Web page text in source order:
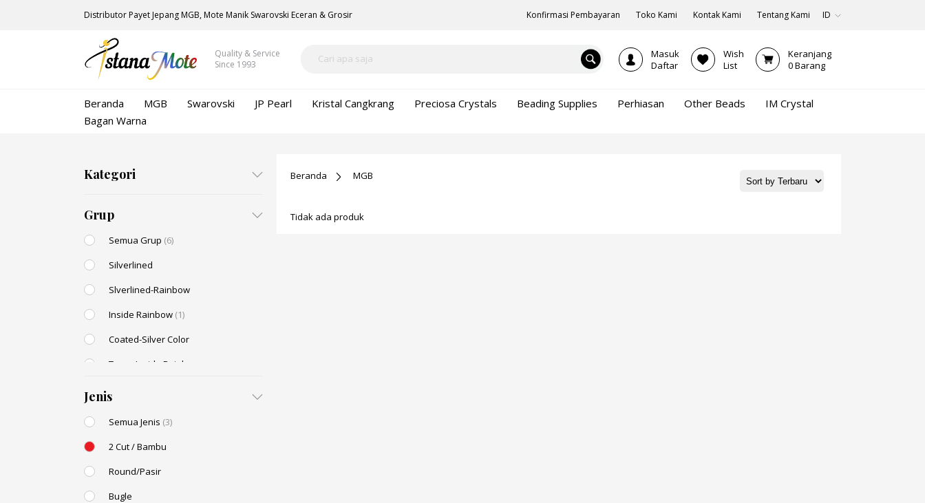
Distributor Payet Jepang MGB, Mote Manik Swarovski Eceran & Grosir Konfirmasi Pembayaran Toko Kami Kontak Kami Tentang Kami ID
Quality & Service
Since 1993
Masuk
Daftar
Wish
List
Keranjang
0Barang
Beranda MGB Swarovski JP Pearl Kristal Cangkrang Preciosa Crystals Beading Supplies Perhiasan Other Beads
IM Crystal
Bagan Warna
Kategori
Grup
Semua Grup (6)
Silverlined
Slverlined-Rainbow
Inside Rainbow (1)
Coated-Silver Color
Trans-Inside Rainbow
Jenis
Semua Jenis (3)
2 Cut / Bambu
Round/Pasir
Bugle
Beranda MGB
Tidak ada produk